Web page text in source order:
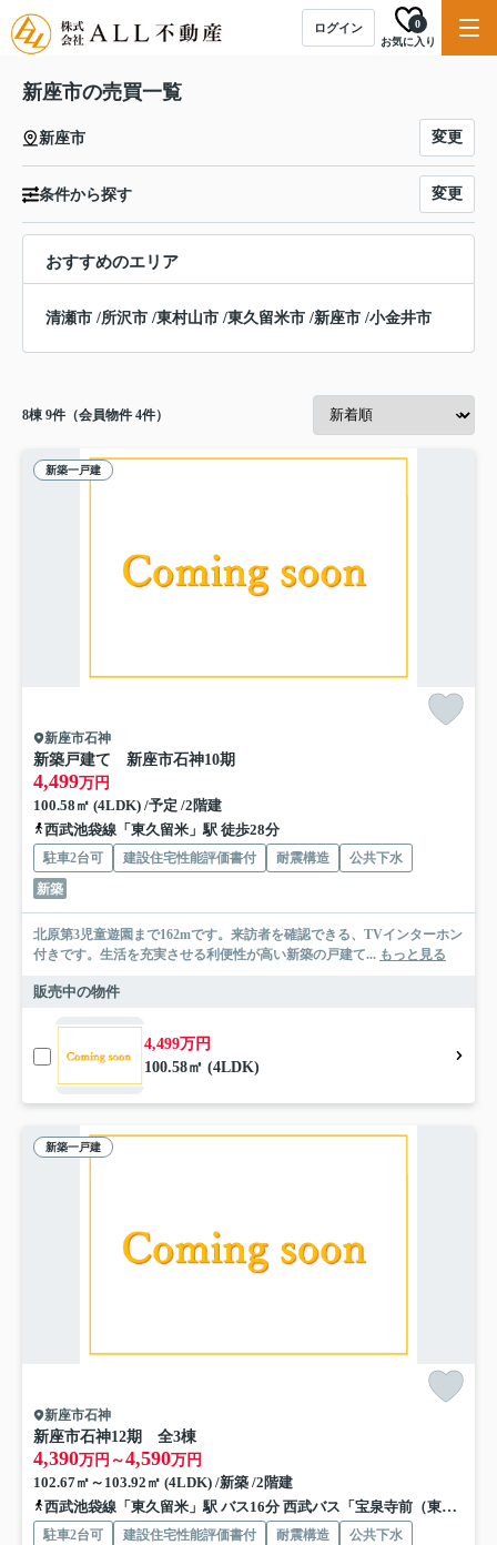
ログイン
お気に入り
0
新座市の売買一覧
新座市 変更
条件から探す 変更
おすすめのエリア
清瀬市 /所沢市 /東村山市 /東久留米市 /新座市 /小金井市
8棟 9件（会員物件 4件）
新築一戸建
新座市石神
新築戸建て 新座市石神10期
4,499万円
100.58㎡ (4LDK) /予定 /2階建
西武池袋線「東久留米」駅 徒歩28分
駐車2台可 建設住宅性能評価書付 耐震構造
公共下水
新築
北原第3児童遊園まで162mです。来訪者を確認できる、TVインターホン
付きです。生活を充実させる利便性が高い新築の戸建て... もっと見る
販売中の物件
4,499万円
100.58㎡ (4LDK)
新築一戸建
新座市石神
新座市石神12期 全3棟
4,390万円～4,590万円
102.67㎡～103.92㎡ (4LDK) /新築 /2階建
西武池袋線「東久留米」駅 バス16分 西武バス「宝泉寺前（東京都）」 停歩11分
駐車2台可 建設住宅性能評価書付 耐震構造
公共下水